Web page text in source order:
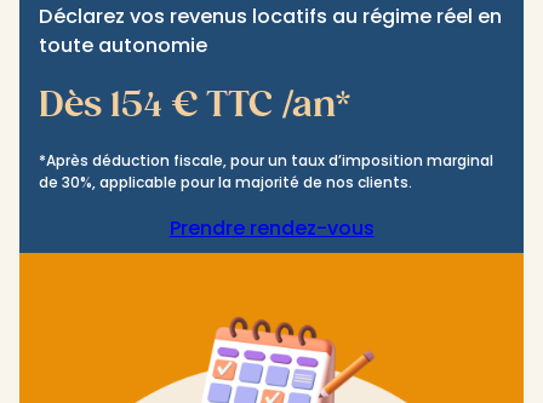
Déclarez vos revenus locatifs au régime réel en
toute autonomie
Dès 154 € TTC /an*
*Après déduction fiscale, pour un taux d’imposition marginal
de 30%, applicable pour la majorité de nos clients.
Prendre rendez-vous